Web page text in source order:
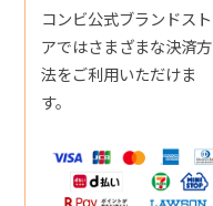
コンビ公式ブランドスト
アではさまざまな決済方
法をご利用いただけま
す。